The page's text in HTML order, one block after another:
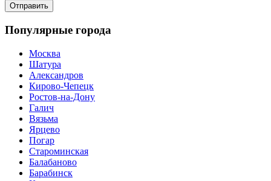
Популярные города
Москва
Шатура
Александров
Кирово-Чепецк
Ростов-на-Дону
Галич
Вязьма
Ярцево
Погар
Староминская
Балабаново
Барабинск